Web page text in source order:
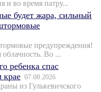
и во время патру...
будет жара, сильный
предупреждения!
Во ...
ребенка спас
крае 07.08.2026
из Гулькевичского